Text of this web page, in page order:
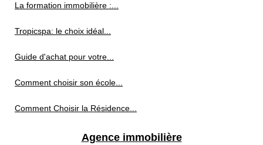
La formation immobilière :...
Tropicspa: le choix idéal...
Guide d'achat pour votre...
Comment choisir son école...
Comment Choisir la Résidence...
Agence immobilière